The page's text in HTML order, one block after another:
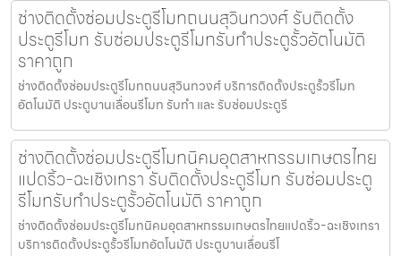
ช่างติดตั้งซ่อมประตูรีโมทถนนสุวินทวงศ์ รับติดตั้ง
ประตูรีโมท รับซ่อมประตูรีโมทรับทำประตูรั้วอัตโนมัติ
ราคาถูก
ช่างติดตั้งซ่อมประตูรีโมทถนนสุวินทวงศ์ บริการติดตั้งประตูรั้วรีโมท
อัตโนมัติ ประตูบานเลื่อนรีโมท รับทำ และ รับซ่อมประตูรี
ช่างติดตั้งซ่อมประตูรีโมทนิคมอุตสาหกรรมเกษตรไทย
แปดริ้ว-ฉะเชิงเทรา รับติดตั้งประตูรีโมท รับซ่อมประตู
รีโมทรับทำประตูรั้วอัตโนมัติ ราคาถูก
ช่างติดตั้งซ่อมประตูรีโมทนิคมอุตสาหกรรมเกษตรไทยแปดริ้ว-ฉะเชิงเทรา
บริการติดตั้งประตูรั้วรีโมทอัตโนมัติ ประตูบานเลื่อนรีโ